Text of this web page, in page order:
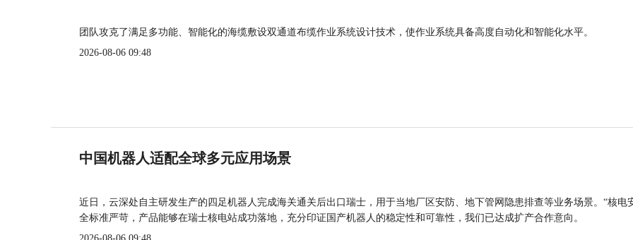
团队攻克了满足多功能、智能化的海缆敷设双通道布缆作业系统设计技术，使作业系统具备高度自动化和智能化水平。
2026-08-06 09:48
中国机器人适配全球多元应用场景
近日，云深处自主研发生产的四足机器人完成海关通关后出口瑞士，用于当地厂区安防、地下管网隐患排查等业务场景。“核电
全标准严苛，产品能够在瑞士核电站成功落地，充分印证国产机器人的稳定性和可靠性，我们已达成扩产合作意向。